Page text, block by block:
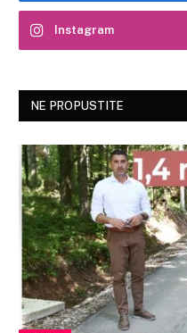
Instagram
NE PROPUSTITE